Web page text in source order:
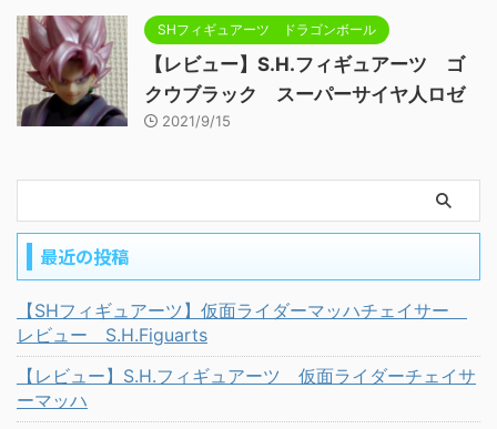
SHフィギュアーツ ドラゴンボール
【レビュー】S.H.フィギュアーツ ゴ
クウブラック スーパーサイヤ人ロゼ
2021/9/15
最近の投稿
【SHフィギュアーツ】仮面ライダーマッハチェイサー
レビュー S.H.Figuarts
【レビュー】S.H.フィギュアーツ 仮面ライダーチェイサ
ーマッハ